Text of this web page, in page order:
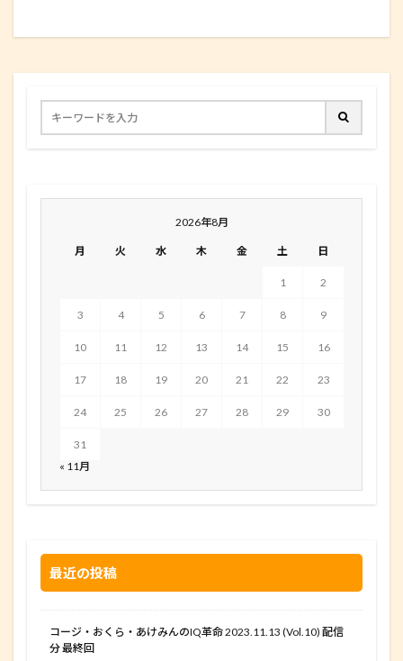
2026年8月
月 火 水 木 金 土 日
1 2
3 4 5 6 7 8 9
10 11 12 13 14 15 16
17 18 19 20 21 22 23
24 25 26 27 28 29 30
31
« 11月
最近の投稿
コージ・おくら・あけみんのIQ革命 2023.11.13 (Vol.10) 配信
分 最終回